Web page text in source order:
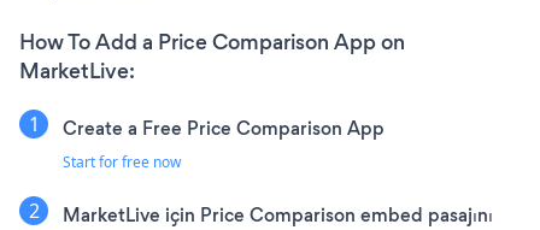
How To Add a Price Comparison App on
MarketLive:
Create a Free Price Comparison App
Start for free now
MarketLive için Price Comparison embed pasajını